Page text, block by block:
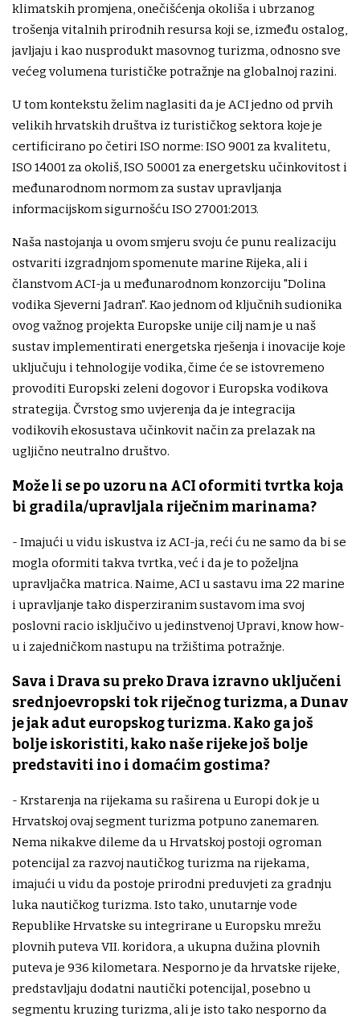
klimatskih promjena, onečišćenja okoliša i ubrzanog
trošenja vitalnih prirodnih resursa koji se, između ostalog,
javljaju i kao nusprodukt masovnog turizma, odnosno sve
većeg volumena turističke potražnje na globalnoj razini.
U tom kontekstu želim naglasiti da je ACI jedno od prvih
velikih hrvatskih društva iz turističkog sektora koje je
certificirano po četiri ISO norme: ISO 9001 za kvalitetu,
ISO 14001 za okoliš, ISO 50001 za energetsku učinkovitost i
međunarodnom normom za sustav upravljanja
informacijskom sigurnošću ISO 27001:2013.
Naša nastojanja u ovom smjeru svoju će punu realizaciju
ostvariti izgradnjom spomenute marine Rijeka, ali i
članstvom ACI-ja u međunarodnom konzorciju "Dolina
vodika Sjeverni Jadran". Kao jednom od ključnih sudionika
ovog važnog projekta Europske unije cilj nam je u naš
sustav implementirati energetska rješenja i inovacije koje
uključuju i tehnologije vodika, čime će se istovremeno
provoditi Europski zeleni dogovor i Europska vodikova
strategija. Čvrstog smo uvjerenja da je integracija
vodikovih ekosustava učinkovit način za prelazak na
ugljično neutralno društvo.
Može li se po uzoru na ACI oformiti tvrtka koja
bi gradila/upravljala riječnim marinama?
- Imajući u vidu iskustva iz ACI-ja, reći ću ne samo da bi se
mogla oformiti takva tvrtka, već i da je to poželjna
upravljačka matrica. Naime, ACI u sastavu ima 22 marine
i upravljanje tako disperziranim sustavom ima svoj
poslovni racio isključivo u jedinstvenoj Upravi, know how-
u i zajedničkom nastupu na tržištima potražnje.
Sava i Drava su preko Drava izravno uključeni
srednjoevropski tok riječnog turizma, a Dunav
je jak adut europskog turizma. Kako ga još
bolje iskoristiti, kako naše rijeke još bolje
predstaviti ino i domaćim gostima?
- Krstarenja na rijekama su raširena u Europi dok je u
Hrvatskoj ovaj segment turizma potpuno zanemaren.
Nema nikakve dileme da u Hrvatskoj postoji ogroman
potencijal za razvoj nautičkog turizma na rijekama,
imajući u vidu da postoje prirodni preduvjeti za gradnju
luka nautičkog turizma. Isto tako, unutarnje vode
Republike Hrvatske su integrirane u Europsku mrežu
plovnih puteva VII. koridora, a ukupna dužina plovnih
puteva je 936 kilometara. Nesporno je da hrvatske rijeke,
predstavljaju dodatni nautički potencijal, posebno u
segmentu kruzing turizma, ali je isto tako nesporno da